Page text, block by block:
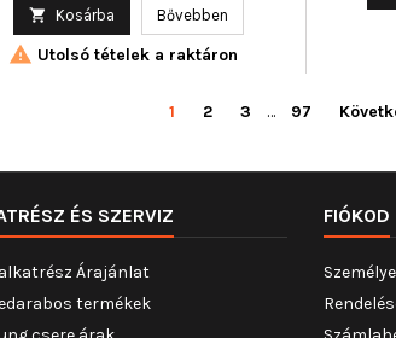
 Kosárba Bővebben
 Utolsó tételek a raktáron
1 2 3 … 97
ÉS SZERVIZ
Árajánlat
termékek
FIÓKOD